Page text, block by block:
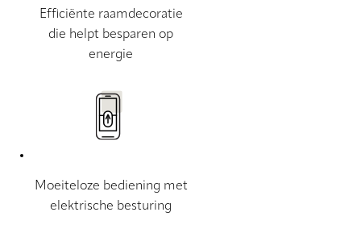
Efficiënte raamdecoratie
die helpt besparen op
energie
Moeiteloze bediening met
elektrische besturing